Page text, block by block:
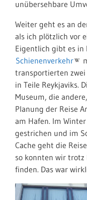
unübersehbare
Weiter geht es an
als ich plötzlich vor
Eigentlich gibt es in
Schienenverkehr
transportierten zwei
in Teile Reykjaviks.
Museum, die andere,
Planung der Reise
am Hafen. Im
gestrichen und im
Cache geht die
so konnten wir trotz
finden. Das war